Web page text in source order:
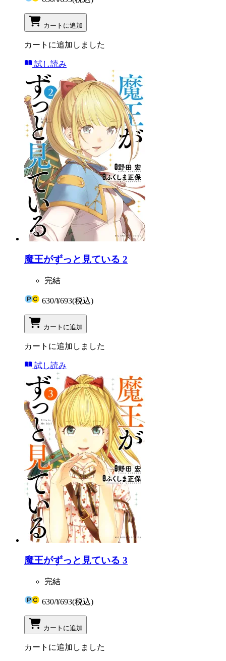
カートに追加
カートに追加しました
試し読み
魔王がずっと見ている 2
完結
630/¥693(税込)
カートに追加
カートに追加しました
試し読み
魔王がずっと見ている 3
完結
630/¥693(税込)
カートに追加
カートに追加しました